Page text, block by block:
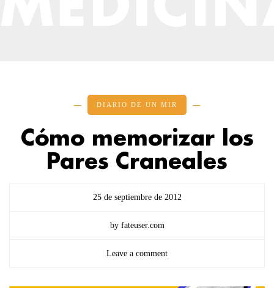
DIARIO DE UN MIR
Cómo memorizar los
Pares Craneales
25 de septiembre de 2012
by fateuser.com
Leave a comment